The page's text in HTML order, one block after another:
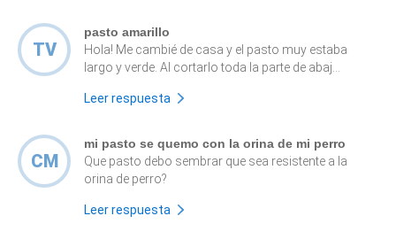
TV
pasto amarillo
Hola! Me cambié de casa y el pasto muy estaba
largo y verde. Al cortarlo toda la parte de abaj...
Leer respuesta
CM
mi pasto se quemo con la orina de mi perro
Que pasto debo sembrar que sea resistente a la
orina de perro?
Leer respuesta